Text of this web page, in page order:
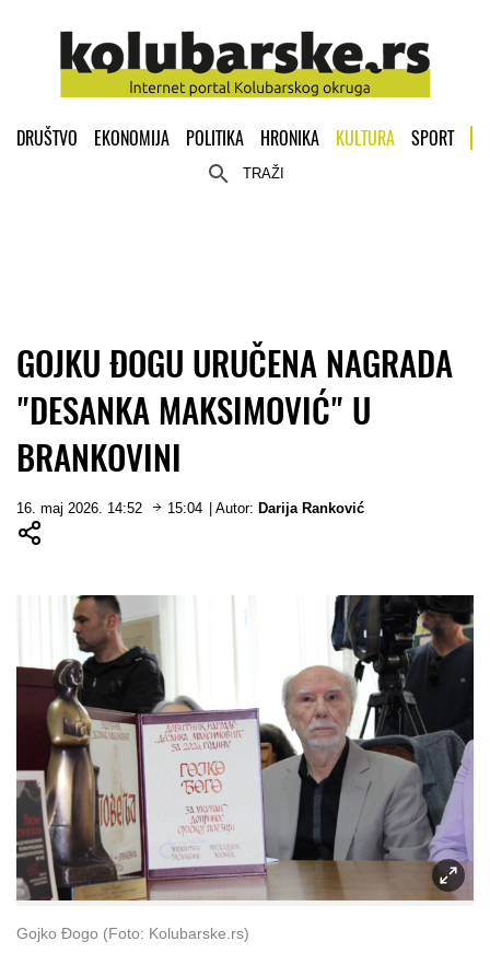
DRUŠTVO EKONOMIJA POLITIKA HRONIKA KULTURA SPORT
TRAŽI
GOJKU ĐOGU URUČENA NAGRADA
"DESANKA MAKSIMOVIĆ" U
BRANKOVINI
16. maj 2026. 14:52 15:04 | Autor: Darija Ranković
Gojko Đogo (Foto: Kolubarske.rs)